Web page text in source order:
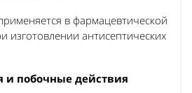
в фармацевтической
антисептических
и побочные действия